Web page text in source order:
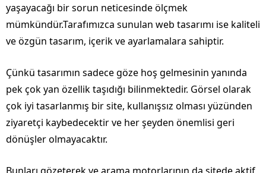
yaşayacağı bir sorun neticesinde ölçmek
mümkündür.Tarafımızca sunulan web tasarımı ise kaliteli
ve özgün tasarım, içerik ve ayarlamalara sahiptir.
Çünkü tasarımın sadece göze hoş gelmesinin yanında
pek çok yan özellik taşıdığı bilinmektedir. Görsel olarak
çok iyi tasarlanmış bir site, kullanışsız olması yüzünden
ziyaretçi kaybedecektir ve her şeyden önemlisi geri
dönüşler olmayacaktır.